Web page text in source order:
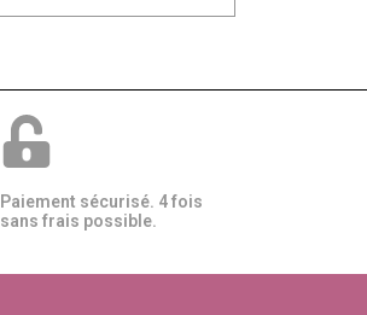
Paiement sécurisé. 4 fois
sans frais possible.